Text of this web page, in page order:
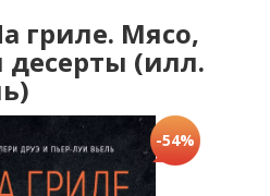
гриле. Мясо,
(илл.
-54%